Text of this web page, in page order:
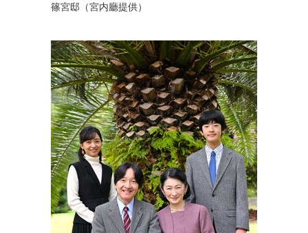
篠宮邸（宮内廳提供）